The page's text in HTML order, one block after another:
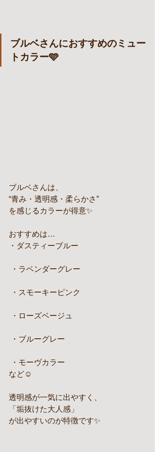
ブルベさんにおすすめのミュー
トカラー🩵
ブルベさんは、
“青み・透明感・柔らかさ”
を感じるカラーが得意✨
おすすめは…
・ダスティーブルー
・ラベンダーグレー
・スモーキーピンク
・ローズベージュ
・ブルーグレー
・モーヴカラー
など☺️
透明感が一気に出やすく、
「垢抜けた大人感」
が出やすいのが特徴です✨